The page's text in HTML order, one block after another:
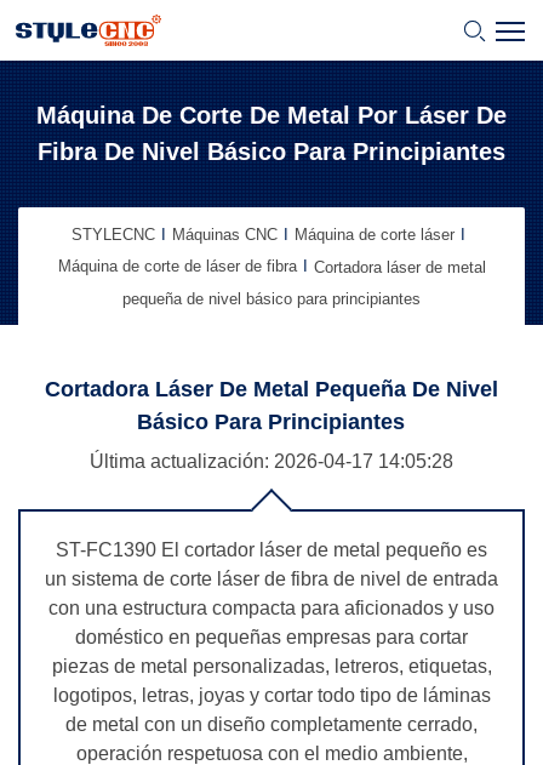
Máquina De Corte De Metal Por Láser De
Fibra De Nivel Básico Para Principiantes
STYLECNC Máquinas CNC
Máquina de corte láser
Máquina de corte de láser de fibra
Cortadora láser de metal
pequeña de nivel básico para principiantes
Cortadora Láser De Metal Pequeña De Nivel
Básico Para Principiantes
Última actualización: 2026-04-17 14:05:28
ST-FC1390 El cortador láser de metal pequeño es
un sistema de corte láser de fibra de nivel de entrada
con una estructura compacta para aficionados y uso
doméstico en pequeñas empresas para cortar
piezas de metal personalizadas, letreros, etiquetas,
logotipos, letras, joyas y cortar todo tipo de láminas
de metal con un diseño completamente cerrado,
operación respetuosa con el medio ambiente,